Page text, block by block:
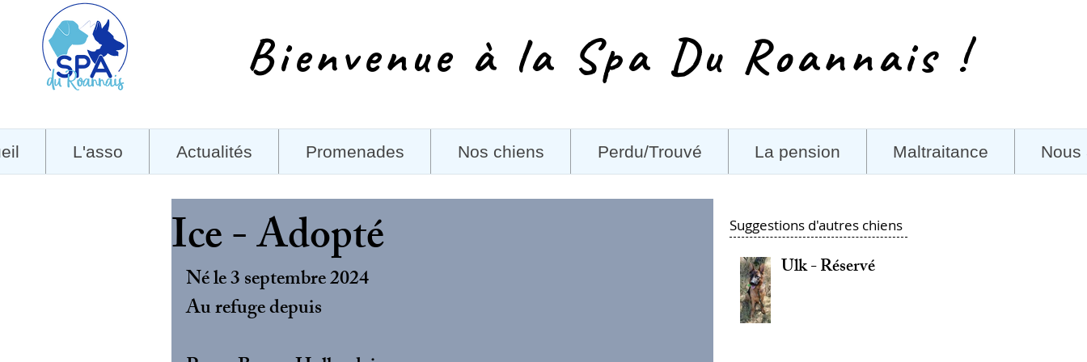
Bienvenue à la Spa Du Roannais !
L'asso Actualités Promenades Nos chiens Perdu/Trouvé La pension Maltraitance Nous
Ice - Adopté
Né le 3 septembre 2024
Au refuge depuis
Suggestions d'autres chiens
Ulk - Réservé